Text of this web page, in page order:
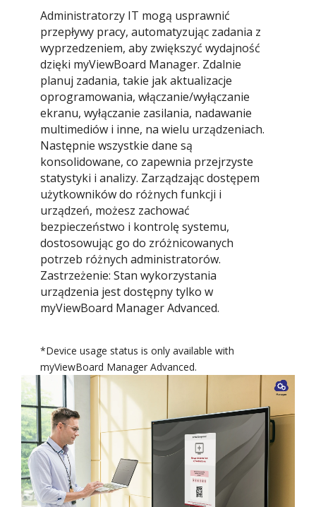
Administratorzy IT mogą usprawnić
przepływy pracy, automatyzując zadania z
wyprzedzeniem, aby zwiększyć wydajność
dzięki myViewBoard Manager. Zdalnie
planuj zadania, takie jak aktualizacje
oprogramowania, włączanie/wyłączanie
ekranu, wyłączanie zasilania, nadawanie
multimediów i inne, na wielu urządzeniach.
Następnie wszystkie dane są
konsolidowane, co zapewnia przejrzyste
statystyki i analizy. Zarządzając dostępem
użytkowników do różnych funkcji i
urządzeń, możesz zachować
bezpieczeństwo i kontrolę systemu,
dostosowując go do zróżnicowanych
potrzeb różnych administratorów.
Zastrzeżenie: Stan wykorzystania
urządzenia jest dostępny tylko w
myViewBoard Manager Advanced.
*Device usage status is only available with
myViewBoard Manager Advanced.